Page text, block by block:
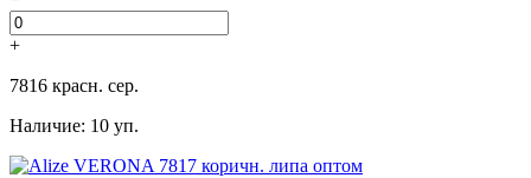
+
7816 красн. сер.
Наличие: 10 уп.